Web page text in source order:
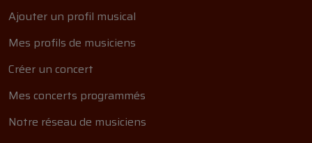
Ajouter un profil musical
Mes profils de musiciens
Créer un concert
Mes concerts programmés
Notre réseau de musiciens